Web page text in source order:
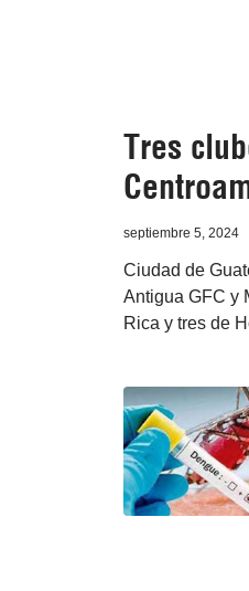
Tres
septiembre 5, 2024
Ciudad de
Antigua GFC y
Rica y tres de